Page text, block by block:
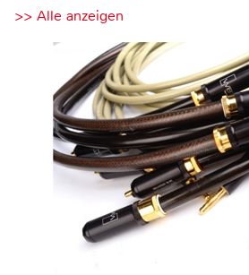
>> Alle anzeigen